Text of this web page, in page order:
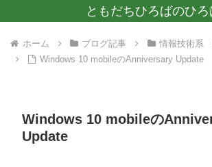
ともだちひろばのひろ
ホーム ブログ記事 情報技術系
Windows 10 mobileのAnniversary Update
Windows 10 mobileの
Update